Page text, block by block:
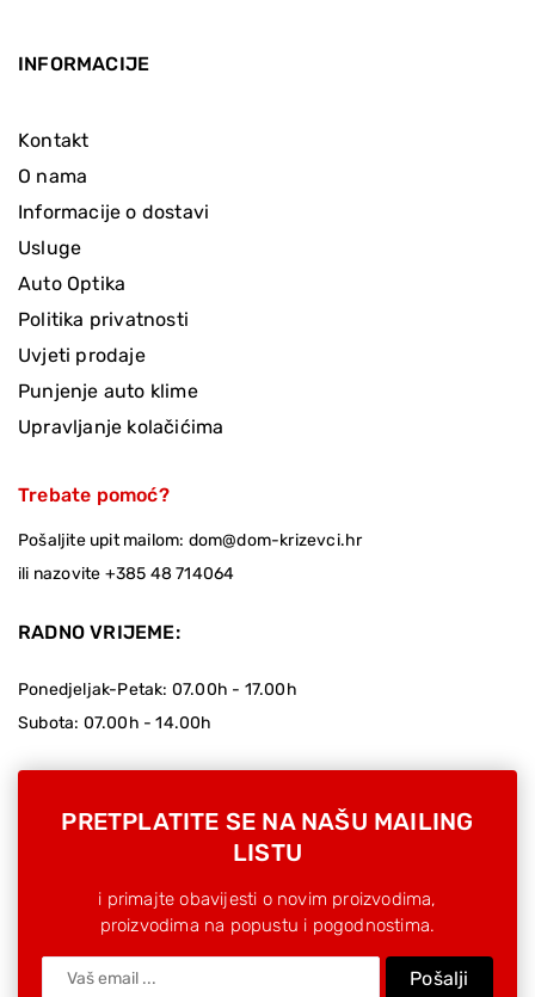
INFORMACIJE
Kontakt
O nama
Informacije o dostavi
Usluge
Auto Optika
Politika privatnosti
Uvjeti prodaje
Punjenje auto klime
Upravljanje kolačićima
Trebate pomoć?
Pošaljite upit mailom: dom@dom-krizevci.hr
ili nazovite +385 48 714064
RADNO VRIJEME:
Ponedjeljak-Petak: 07.00h - 17.00h
Subota: 07.00h - 14.00h
PRETPLATITE SE NA NAŠU MAILING
LISTU
i primajte obavijesti o novim proizvodima,
proizvodima na popustu i pogodnostima.
Pošalji